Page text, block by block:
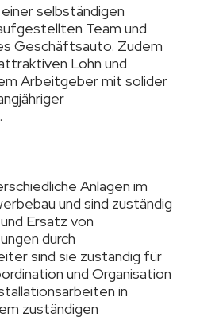
selbständigen
Team und
Geschäftsauto. Zudem
Lohn und
Arbeitgeber mit solider
Anlagen im
und sind zuständig
Ersatz von
durch
sind sie zuständig für
und Organisation
in
zuständigen